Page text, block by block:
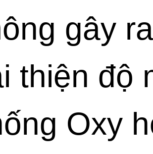
gây
thiện độ
Oxy